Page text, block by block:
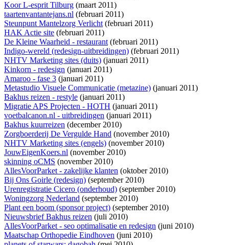
Koor L-esprit Tilburg (maart 2011)
taartenvantantejans.nl (februari 2011)
Steunpunt Mantelzorg Verlicht(februari 2011)
HAK Actie site (februari 2011)
De Kleine Waarheid - restaurant(februari 2011)
Indigo-wereld (redesign-uitbreidingen) (februari 2011)
NHTV Marketing sites (duits) (januari 2011)
Kinkorn - redesign (januari 2011)
Amaroo - fase 3 (januari 2011)
Metastudio Visuele Communicatie (metazine) (januari 2011)
Bakhus reizen - restyle (januari 2011)
Migratie APS Projecten - HOTH (januari 2011)
voetbalcanon.nl - uitbreidingen (januari 2011)
Bakhus kuurreizen (december 2010)
Zorgboerderij De Vergulde Hand (november 2010)
NHTV Marketing sites (engels) (november 2010)
JouwEigenKoers.nl (november 2010)
skinning oCMS (november 2010)
AllesVoorParket - zakelijke klanten (oktober 2010)
Bij Ons Goirle (redesign) (september 2010)
Urenregistratie Cicero (onderhoud) (september 2010)
Woningzorg Nederland (september 2010)
Plant een boom (sponsor project) (september 2010)
Nieuwsbrief Bakhus reizen (juli 2010)
AllesVoorParket - seo optimalisatie en redesign (juni 2010)
Maatschap Orthopedie Eindhoven (juni 2010)